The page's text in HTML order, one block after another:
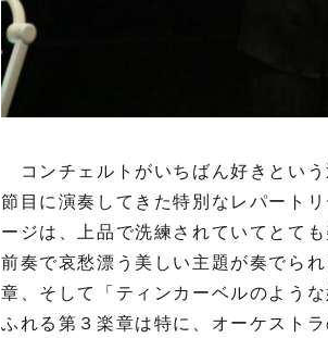
コンチェルトがいちばん好きとい
節目に演奏してきた特別なレパート
ージは、上品で洗練されていてとて
前奏で哀愁漂う美しい主題が奏でら
章、そして「ティンカーベルのよう
ふれる第３楽章は特に、オーケスト